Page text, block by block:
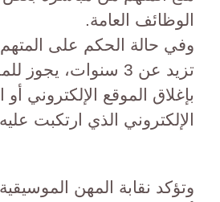
الوظائف العامة.
وفي حالة الحكم على
تزيد عن 3 سنوات،
بإغلاق الموقع الإلكتروني أو
الإلكتروني الذي ارتكبت
وتؤكد نقابة المهن